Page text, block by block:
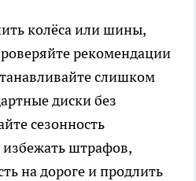
колёса или шины,
рекомендации
слишком
диски без
сезонность
штрафов,
на дороге и продлить